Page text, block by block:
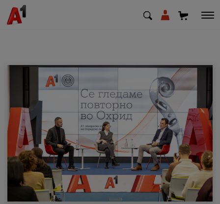
МК SQ
Приватни Деловни
Поддршка
Надополни кредит